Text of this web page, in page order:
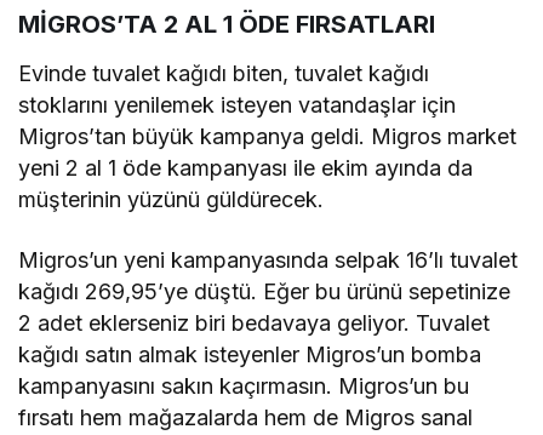
MİGROS’TA 2 AL 1 ÖDE FIRSATLARI
Evinde tuvalet kağıdı biten, tuvalet kağıdı
stoklarını yenilemek isteyen vatandaşlar için
Migros’tan büyük kampanya geldi. Migros market
yeni 2 al 1 öde kampanyası ile ekim ayında da
müşterinin yüzünü güldürecek.
Migros’un yeni kampanyasında selpak 16’lı tuvalet
kağıdı 269,95’ye düştü. Eğer bu ürünü sepetinize
2 adet eklerseniz biri bedavaya geliyor. Tuvalet
kağıdı satın almak isteyenler Migros’un bomba
kampanyasını sakın kaçırmasın. Migros’un bu
fırsatı hem mağazalarda hem de Migros sanal